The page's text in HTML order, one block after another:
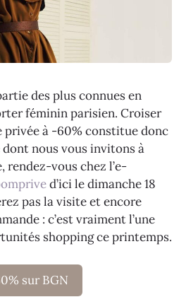
des plus connues en
féminin parisien. Croiser
privée à -60% constitue donc
nous vous invitons à
rendez-vous chez l’e-
d’ici le dimanche 18
pas la visite et encore
: c’est vraiment l’une
shopping ce printemps.
sur BGN